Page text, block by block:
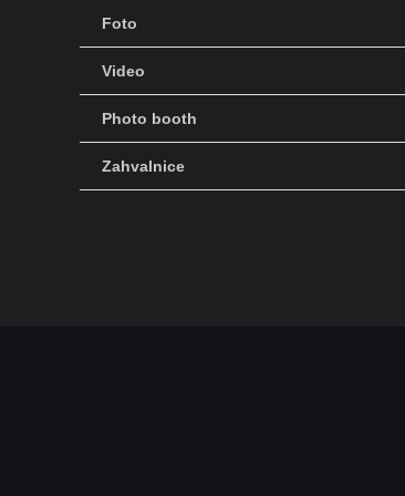
Foto
Video
Photo booth
Zahvalnice